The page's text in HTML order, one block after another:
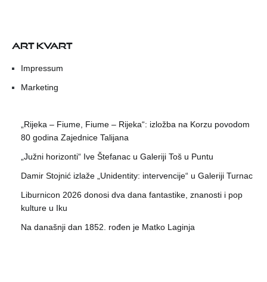
ART KVART
Impressum
Marketing
„Rijeka – Fiume, Fiume – Rijeka“: izložba na Korzu povodom
80 godina Zajednice Talijana
„Južni horizonti“ Ive Štefanac u Galeriji Toš u Puntu
Damir Stojnić izlaže „Unidentity: intervencije“ u Galeriji Turnac
Liburnicon 2026 donosi dva dana fantastike, znanosti i pop
kulture u Iku
Na današnji dan 1852. rođen je Matko Laginja